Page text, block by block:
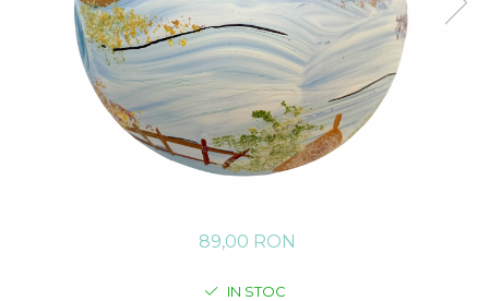
89,00 RON
IN STOC